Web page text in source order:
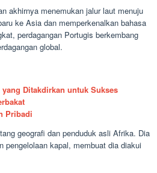
akhirnya menemukan jalur laut menuju
ke Asia dan memperkenalkan bahasa
perdagangan Portugis berkembang
global.
Ditakdirkan untuk Sukses
Pribadi
geografi dan penduduk asli Afrika. Dia
pengelolaan kapal, membuat dia diakui